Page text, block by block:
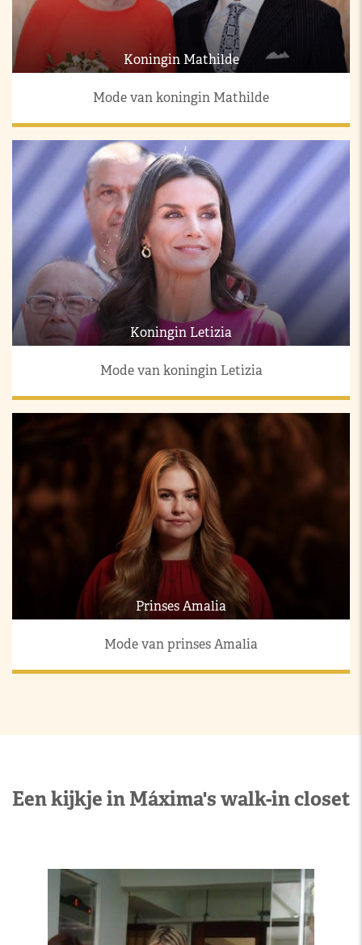
Koningin Mathilde
Mode van koningin Mathilde
Koningin Letizia
Mode van koningin Letizia
Prinses Amalia
Mode van prinses Amalia
Een kijkje in Máxima's walk-in closet